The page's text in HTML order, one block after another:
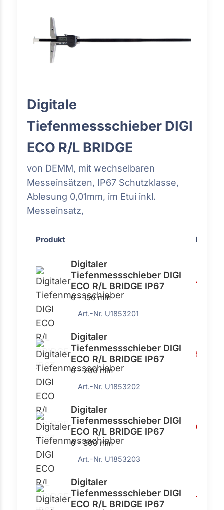
Digitale
Tiefenmessschieber DIGI
ECO R/L BRIDGE
von DEMM, mit wechselbaren
Messeinsätzen, IP67 Schutzklasse,
Ablesung 0,01mm, im Etui inkl.
Messeinsatz,
Produkt Preis
Digitaler
Tiefenmessschieber DIGI
ECO R/L BRIDGE IP67
0 - 150 mm
Art.-Nr. U1853201
Digitaler
Tiefenmessschieber DIGI
ECO R/L BRIDGE IP67
0 - 200 mm
Art.-Nr. U1853202
Digitaler
Tiefenmessschieber DIGI
ECO R/L BRIDGE IP67
0 - 300 mm
Art.-Nr. U1853203
Digitaler
Tiefenmessschieber DIGI
ECO R/L BRIDGE IP67